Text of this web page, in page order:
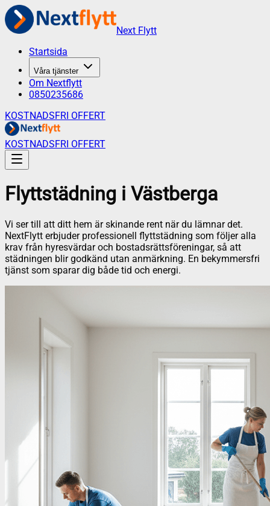
Next Flytt
Startsida
Våra tjänster
Om Nextflytt
0850235686
KOSTNADSFRI OFFERT
KOSTNADSFRI OFFERT
Flyttstädning i Västberga
Vi ser till att ditt hem är skinande rent när du lämnar det.
NextFlytt erbjuder professionell flyttstädning som följer alla
krav från hyresvärdar och bostadsrättsföreningar, så att
städningen blir godkänd utan anmärkning. En bekymmersfri
tjänst som sparar dig både tid och energi.